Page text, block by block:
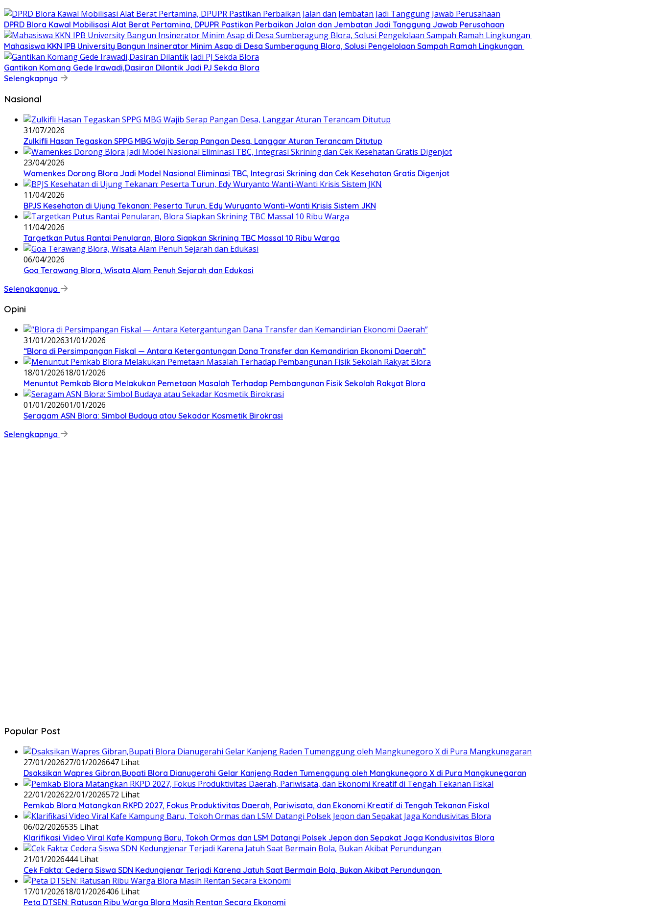
DPRD Blora Kawal Mobilisasi Alat Berat Pertamina, DPUPR Pastikan Perbaikan Jalan dan Jembatan Jadi Tanggung Jawab Perusahaan
Mahasiswa KKN IPB University Bangun Insinerator Minim Asap di Desa Sumberagung Blora, Solusi Pengelolaan Sampah Ramah Lingkungan ‎
Gantikan Komang Gede Irawadi,Dasiran Dilantik Jadi PJ Sekda Blora
Selengkapnya
Nasional
31/07/2026
Zulkifli Hasan Tegaskan SPPG MBG Wajib Serap Pangan Desa, Langgar Aturan Terancam Ditutup
23/04/2026
Wamenkes Dorong Blora Jadi Model Nasional Eliminasi TBC, Integrasi Skrining dan Cek Kesehatan Gratis Digenjot
11/04/2026
BPJS Kesehatan di Ujung Tekanan: Peserta Turun, Edy Wuryanto Wanti-Wanti Krisis Sistem JKN
11/04/2026
‎Targetkan Putus Rantai Penularan, Blora Siapkan Skrining TBC Massal 10 Ribu Warga
06/04/2026
Goa Terawang Blora, Wisata Alam Penuh Sejarah dan Edukasi
Selengkapnya
Opini
31/01/202631/01/2026
‎“Blora di Persimpangan Fiskal — Antara Ketergantungan Dana Transfer dan Kemandirian Ekonomi Daerah”
18/01/202618/01/2026
‎Menuntut Pemkab Blora Melakukan Pemetaan Masalah Terhadap Pembangunan Fisik Sekolah Rakyat Blora
01/01/202601/01/2026
‎Seragam ASN Blora: Simbol Budaya atau Sekadar Kosmetik Birokrasi
Selengkapnya
Popular Post
27/01/202627/01/2026647 Lihat
‎Dsaksikan Wapres Gibran,Bupati Blora Dianugerahi Gelar Kanjeng Raden Tumenggung oleh Mangkunegoro X di Pura Mangkunegaran
22/01/202622/01/2026572 Lihat
‎Pemkab Blora Matangkan RKPD 2027, Fokus Produktivitas Daerah, Pariwisata, dan Ekonomi Kreatif di Tengah Tekanan Fiskal
06/02/2026535 Lihat
‎Klarifikasi Video Viral Kafe Kampung Baru, Tokoh Ormas dan LSM Datangi Polsek Jepon dan Sepakat Jaga Kondusivitas Blora
21/01/2026444 Lihat
Cek Fakta: Cedera Siswa SDN Kedungjenar Terjadi Karena Jatuh Saat Bermain Bola, Bukan Akibat Perundungan ‎
17/01/202618/01/2026406 Lihat
‎Peta DTSEN: Ratusan Ribu Warga Blora Masih Rentan Secara Ekonomi